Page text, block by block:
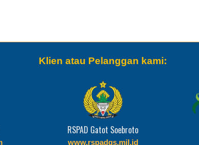
Klien atau Pelanggan kami:
PT. Kalbe Farma, Tbk.
www.kalbe.co.id